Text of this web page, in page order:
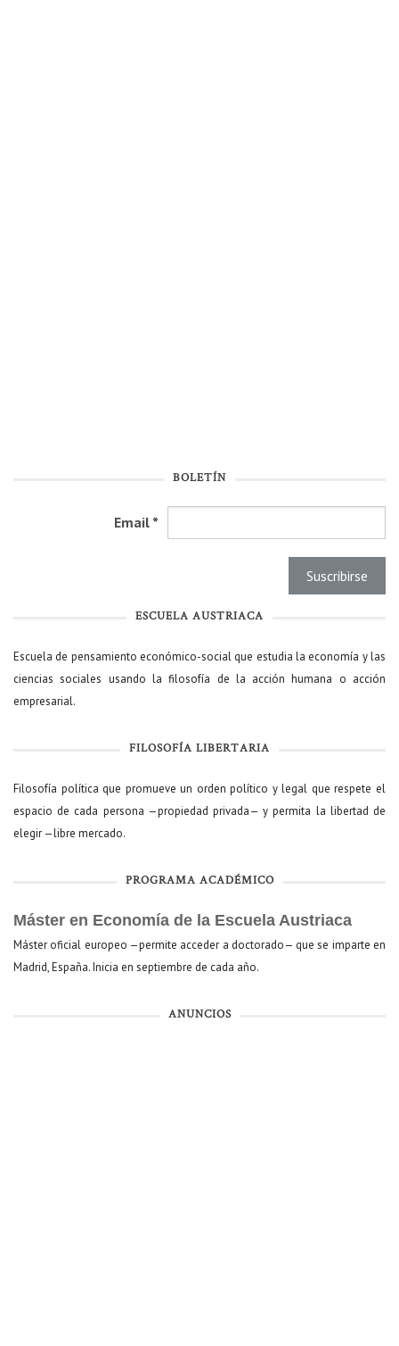
BOLETÍN
Email *
ESCUELA AUSTRIACA
Escuela de pensamiento económico-social que estudia la economía y las
ciencias sociales usando la filosofía de la acción humana o acción
empresarial.
FILOSOFÍA LIBERTARIA
Filosofía política que promueve un orden político y legal que respete el
espacio de cada persona —propiedad privada— y permita la libertad de
elegir —libre mercado.
PROGRAMA ACADÉMICO
Máster en Economía de la Escuela Austriaca
Máster oficial europeo —permite acceder a doctorado— que se imparte en
Madrid, España. Inicia en septiembre de cada año.
ANUNCIOS